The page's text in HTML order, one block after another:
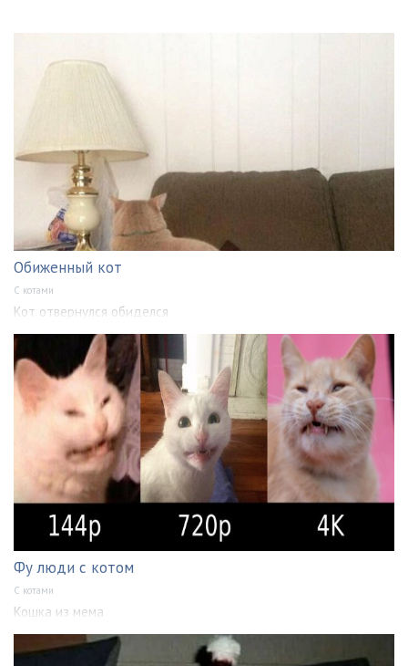
Обиженный кот
С котами
Кот отвернулся обиделся
Фу люди с котом
С котами
Кошка из мема